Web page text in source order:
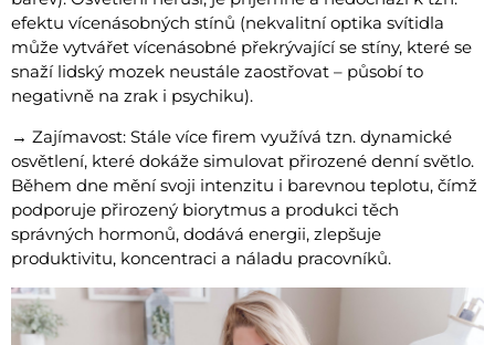
efektu vícenásobných stínů (nekvalitní optika svítidla
může vytvářet vícenásobné překrývající se stíny, které se
snaží lidský mozek neustále zaostřovat – působí to
negativně na zrak i psychiku).
→ Zajímavost: Stále více firem využívá tzn. dynamické
osvětlení, které dokáže simulovat přirozené denní světlo.
Během dne mění svoji intenzitu i barevnou teplotu, čímž
podporuje přirozený biorytmus a produkci těch
správných hormonů, dodává energii, zlepšuje
produktivitu, koncentraci a náladu pracovníků.